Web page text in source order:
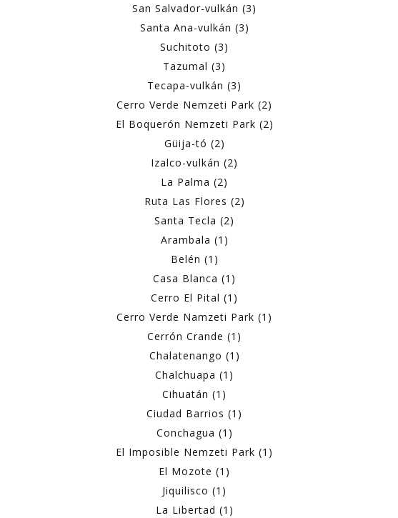
San Salvador-vulkán (3)
Santa Ana-vulkán (3)
Suchitoto (3)
Tazumal (3)
Tecapa-vulkán (3)
Cerro Verde Nemzeti Park (2)
El Boquerón Nemzeti Park (2)
Güija-tó (2)
Izalco-vulkán (2)
La Palma (2)
Ruta Las Flores (2)
Santa Tecla (2)
Arambala (1)
Belén (1)
Casa Blanca (1)
Cerro El Pital (1)
Cerro Verde Namzeti Park (1)
Cerrón Crande (1)
Chalatenango (1)
Chalchuapa (1)
Cihuatán (1)
Ciudad Barrios (1)
Conchagua (1)
El Imposible Nemzeti Park (1)
El Mozote (1)
Jiquilisco (1)
La Libertad (1)